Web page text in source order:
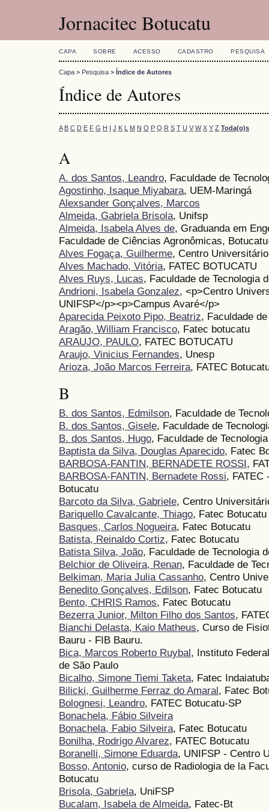
Jornacitec Botucatu
CAPA SOBRE ACESSO CADASTRO PESQUISA
Capa > Pesquisa > Índice de Autores
Índice de Autores
A B C D E F G H I J K L M N O P Q R S T U V W X Y Z Toda(o)s
A
A. dos Santos, Leandro, Faculdade de
Agostinho, Isaque Miyabara, UEM-Maringá
Alexsander Gonçalves, Marcos
Almeida, Gabriela Brisola, Unifsp
Almeida, Isabela Alves de, Graduanda em
Faculdade de Ciências Agronômicas,
Alves Fogaça, Guilherme, Centro
Alves Machado, Vitória, FATEC BOTUCATU
Alves Ruys, Lucas, Faculdade de Tecnologia
Andrioni, Isabela Gonzalez, <p>Centro
UNIFSP</p><p>Campus Avaré</p>
Aparecida Peixoto Pipo, Beatriz, Faculdade
Aragão, William Francisco, Fatec botucatu
ARAUJO, PAULO, FATEC BOTUCATU
Araujo, Vinicius Fernandes, Unesp
Arioza, João Marcos Ferreira, FATEC
B
B. dos Santos, Edmilson, Faculdade de
B. dos Santos, Gisele, Faculdade de
B. dos Santos, Hugo, Faculdade de
Baptista da Silva, Douglas Aparecido, Fatec
BARBOSA-FANTIN, BERNADETE ROSSI,
BARBOSA-FANTIN, Bernadete Rossi, FATEC
Botucatu
Barcoto da Silva, Gabriele, Centro
Bariquello Cavalcante, Thiago, Fatec Botucatu
Basques, Carlos Nogueira, Fatec Botucatu
Batista, Reinaldo Cortiz, Fatec Botucatu
Batista Silva, João, Faculdade de Tecnologia
Belchior de Oliveira, Renan, Faculdade de
Belkiman, Maria Julia Cassanho, Centro
Benedito Gonçalves, Edilson, Fatec Botucatu
Bento, CHRIS Ramos, Fatec Botucatu
Bezerra Junior, Milton Filho dos Santos,
Bianchi Delasta, Kaio Matheus, Curso de
Bauru - FIB Bauru.
Bica, Marcos Roberto Ruybal, Instituto
de São Paulo
Bicalho, Simone Tiemi Taketa, Fatec
Bilicki, Guilherme Ferraz do Amaral, Fatec
Bolognesi, Leandro, FATEC Botucatu-SP
Bonachela, Fábio Silveira
Bonachela, Fabio Silveira, Fatec Botucatu
Bonilha, Rodrigo Alvarez, FATEC Botucatu
Boranelli, Simone Eduarda, UNIFSP - Centro
Bosso, Antonio, curso de Radiologia de la
Botucatu
Brisola, Gabriela, UniFSP
Bucalam, Isabela de Almeida, Fatec-Bt